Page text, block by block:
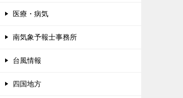
医療・病気
南気象予報士事務所
台風情報
四国地方